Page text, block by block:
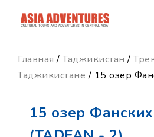
product_id114
Главная /Таджикистан /
Таджикистане / 15 озер
15 озер